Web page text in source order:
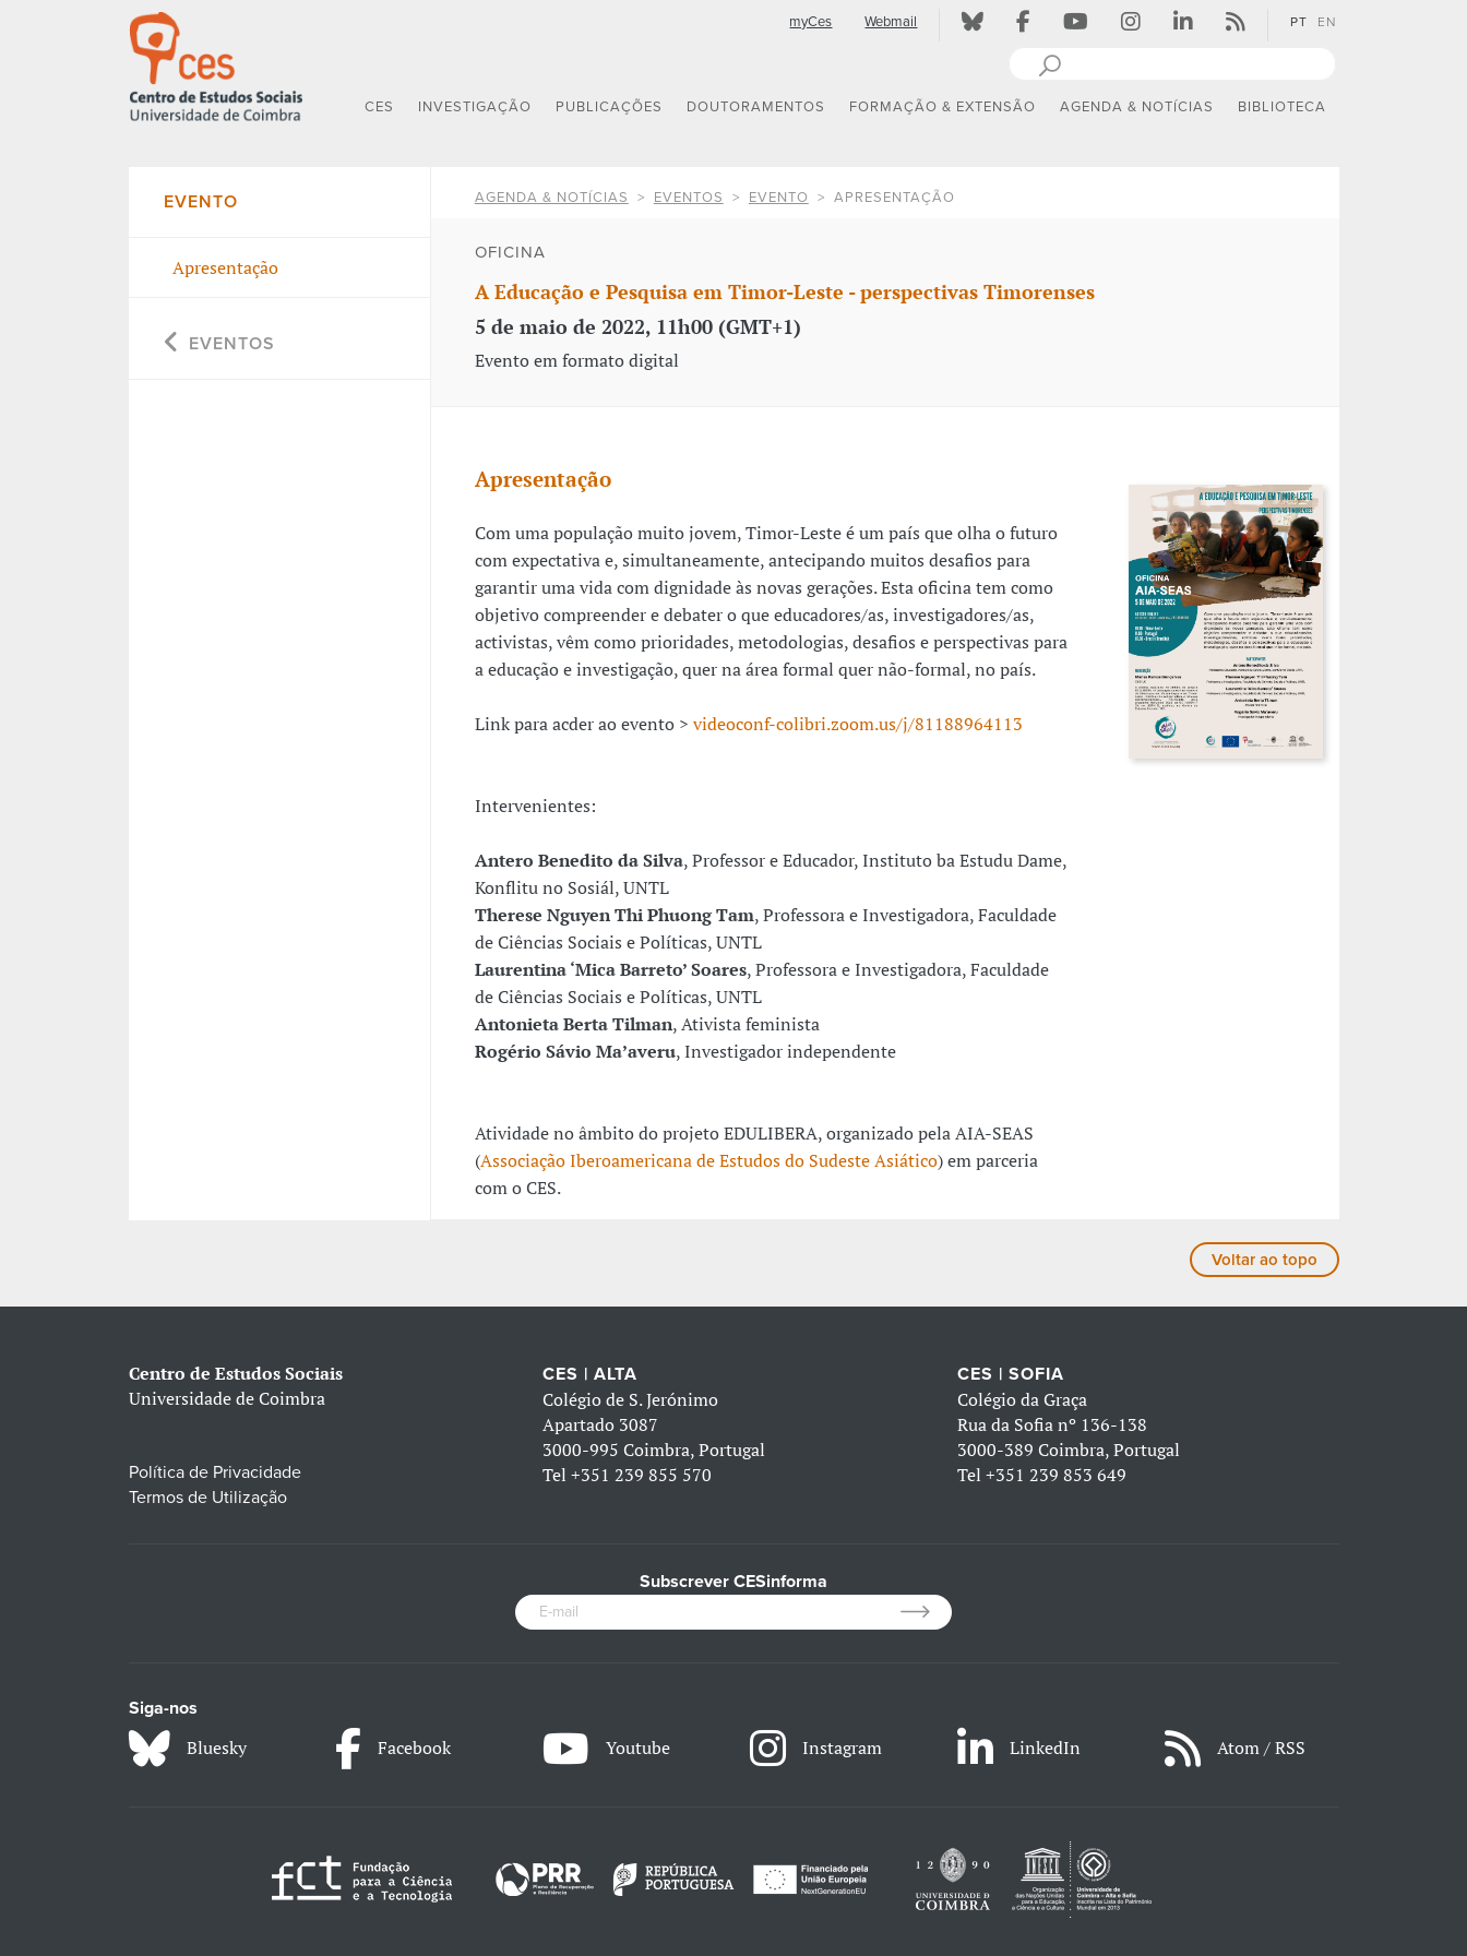
myCes Webmail PT EN
CES INVESTIGAÇÃO PUBLICAÇÕES DOUTORAMENTOS FORMAÇÃO & EXTENSÃO AGENDA & NOTÍCIAS BIBLIOTECA
EVENTO
Apresentação
EVENTOS
AGENDA & NOTÍCIAS EVENTOS EVENTO APRESENTAÇÃO
OFICINA
A Educação e Pesquisa em Timor-Leste - perspectivas Timorenses
5 de maio de 2022, 11h00 (GMT+1)
Evento em formato digital
Apresentação
Com uma população muito jovem, Timor-Leste é um país que olha o futuro
com expectativa e, simultaneamente, antecipando muitos desafios para
garantir uma vida com dignidade às novas gerações. Esta oficina tem como
objetivo compreender e debater o que educadores/as, investigadores/as,
activistas, vêm como prioridades, metodologias, desafios e perspectivas para
a educação e investigação, quer na área formal quer não-formal, no país.
Link para acder ao evento > videoconf-colibri.zoom.us/j/81188964113
Intervenientes:
Antero Benedito da Silva, Professor e Educador, Instituto ba Estudu Dame,
Konflitu no Sosiál, UNTL
Therese Nguyen Thi Phuong Tam, Professora e Investigadora, Faculdade
de Ciências Sociais e Políticas, UNTL
Laurentina ‘Mica Barreto’ Soares, Professora e Investigadora, Faculdade
de Ciências Sociais e Políticas, UNTL
Antonieta Berta Tilman, Ativista feminista
Rogério Sávio Ma’averu, Investigador independente
Atividade no âmbito do projeto EDULIBERA, organizado pela AIA-SEAS
(Associação Iberoamericana de Estudos do Sudeste Asiático) em parceria
com o CES.
Voltar ao topo
Centro de Estudos Sociais
Universidade de Coimbra
Política de Privacidade
Termos de Utilização
CES | ALTA
Colégio de S. Jerónimo
Apartado 3087
3000-995 Coimbra, Portugal
Tel+351 239 855 570
CES | SOFIA
Colégio da Graça
Rua da Sofia nº 136-138
3000-389 Coimbra, Portugal
Tel +351 239 853 649
Subscrever CESinforma
Siga-nos
Bluesky Facebook Youtube Instagram LinkedIn Atom / RSS